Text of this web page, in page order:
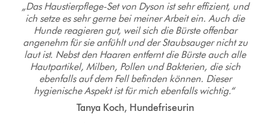
„Das Haustierpflege-Set von Dyson ist sehr effizient, und
ich setze es sehr gerne bei meiner Arbeit ein. Auch die
Hunde reagieren gut, weil sich die Bürste offenbar
angenehm für sie anfühlt und der Staubsauger nicht zu
laut ist. Nebst den Haaren entfernt die Bürste auch alle
Hautpartikel, Milben, Pollen und Bakterien, die sich
ebenfalls auf dem Fell befinden können. Dieser
hygienische Aspekt ist für mich ebenfalls wichtig.“
Tanya Koch, Hundefriseurin